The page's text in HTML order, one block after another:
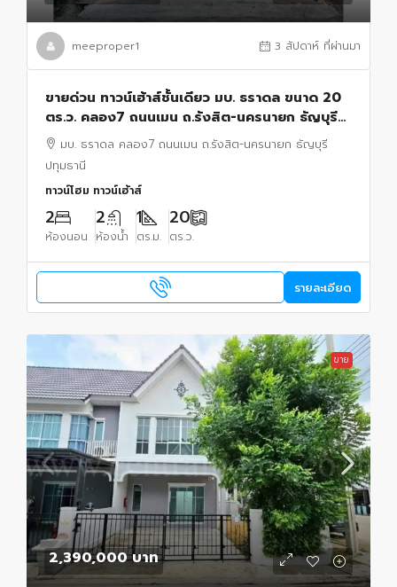
meeproper1 3 สัปดาห์ ที่ผ่านมา
ขายด่วน ทาวน์เฮ้าส์ชั้นเดียว มบ. ธราดล ขนาด 20
ตร.ว. คลอง7 ถนนเมน ถ.รังสิต-นครนายก ธัญบุรี
ปทุมธานี
มบ. ธราดล คลอง7 ถนนเมน ถ.รังสิต-นครนายก ธัญบุรี
ปทุมธานี
ทาวน์โฮม ทาวน์เฮ้าส์
2
ห้องนอน
2
ห้องน้ำ
1
ตร.ม.
20
ตร.ว.
รายละเอียด
ขาย
2,390,000 บาท